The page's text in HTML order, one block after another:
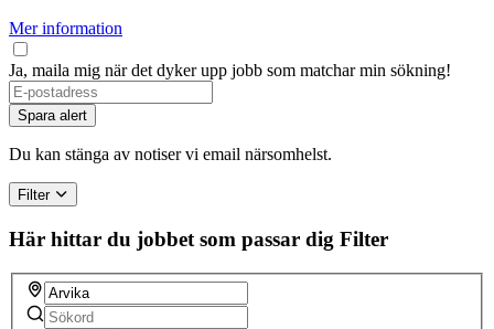
Mer information
Ja, maila mig när det dyker upp jobb som matchar min sökning!
Spara alert
Du kan stänga av notiser vi email närsomhelst.
Filter
Här hittar du jobbet som passar dig Filter